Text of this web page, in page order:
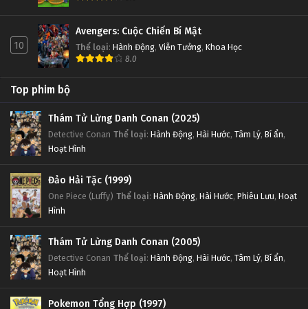
10
Avengers: Cuộc Chiến Bí Mật
Thể loại: Hành Động, Viễn Tưởng, Khoa Học
8.0
Top phim bộ
Thám Tử Lừng Danh Conan (2025)
Detective Conan Thể loại: Hành Động, Hài Hước, Tâm Lý, Bí ẩn,
Hoạt Hình
Đảo Hải Tặc (1999)
One Piece (Luffy) Thể loại: Hành Động, Hài Hước, Phiêu Lưu, Hoạt
Hình
Thám Tử Lừng Danh Conan (2005)
Detective Conan Thể loại: Hành Động, Hài Hước, Tâm Lý, Bí ẩn,
Hoạt Hình
Pokemon Tổng Hợp (1997)